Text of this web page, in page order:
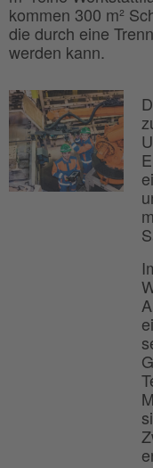
kommen 300 m²
die durch eine
werden kann.